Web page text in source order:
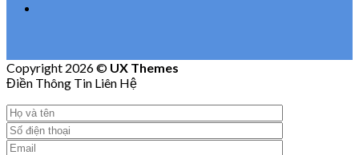
Copyright 2026 © UX Themes
Điền Thông Tin Liên Hệ